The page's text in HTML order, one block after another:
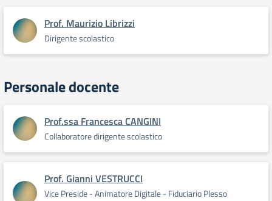
Prof. Maurizio Librizzi
Dirigente scolastico
Personale docente
Prof.ssa Francesca CANGINI
Collaboratore dirigente scolastico
Prof. Gianni VESTRUCCI
Vice Preside - Animatore Digitale - Fiduciario Plesso